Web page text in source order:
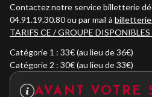
Contactez notre service billetterie
04.91.19.30.80 ou par mail à
TARIFS CE / GROUPE
Catégorie 1 : 33€ (au lieu de 36€)
Catégorie 2 : 30€ (au lieu de 33€)
AVANT VOTRE